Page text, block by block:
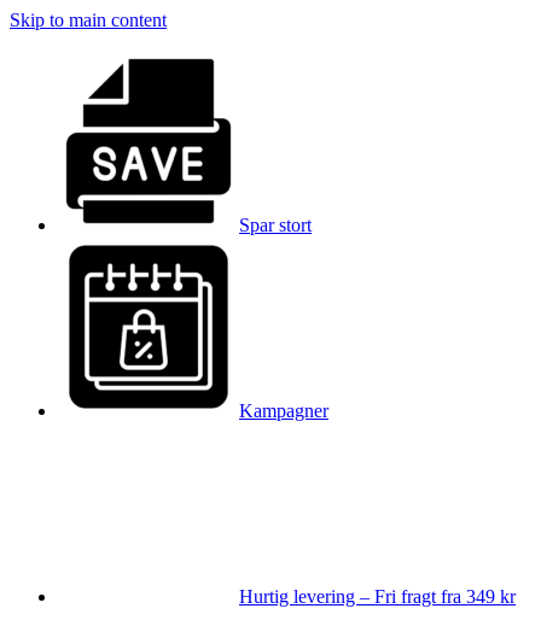
Skip to main content
Spar stort
Kampagner
Hurtig levering – Fri fragt fra 349 kr